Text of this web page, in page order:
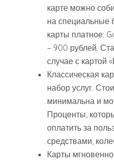
карте можно
на специальные
карты платное:
– 900 рублей.
случае с картой
Классическая
набор услуг.
минимальна и
Проценты,
оплатить за
средствами,
Карты